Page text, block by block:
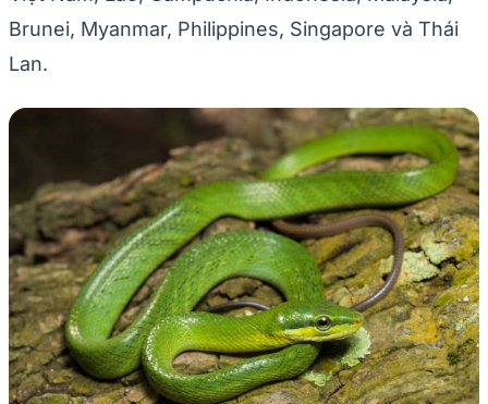
Brunei, Myanmar, Philippines, Singapore và Thái
Lan.